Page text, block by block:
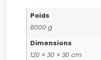
Poids
8000 g
Dimensions
120 × 30 × 30 cm